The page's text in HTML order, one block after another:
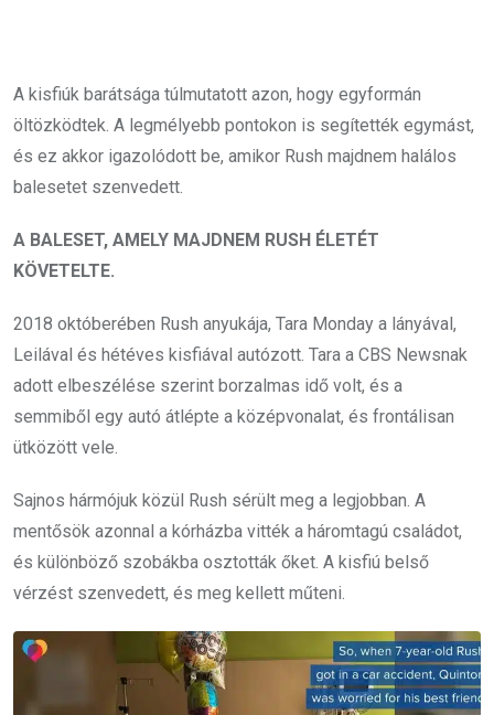
A kisfiúk barátsága túlmutatott azon, hogy egyformán
öltözködtek. A legmélyebb pontokon is segítették egymást,
és ez akkor igazolódott be, amikor Rush majdnem halálos
balesetet szenvedett.
A BALESET, AMELY MAJDNEM RUSH ÉLETÉT
KÖVETELTE.
2018 októberében Rush anyukája, Tara Monday a lányával,
Leilával és hétéves kisfiával autózott. Tara a CBS Newsnak
adott elbeszélése szerint borzalmas idő volt, és a
semmiből egy autó átlépte a középvonalat, és frontálisan
ütközött vele.
Sajnos hármójuk közül Rush sérült meg a legjobban. A
mentősök azonnal a kórházba vitték a háromtagú családot,
és különböző szobákba osztották őket. A kisfiú belső
vérzést szenvedett, és meg kellett műteni.